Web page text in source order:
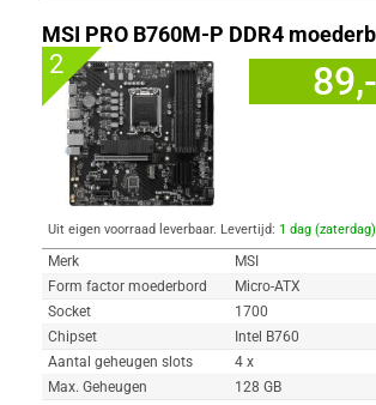
MSI PRO B760M-P DDR4
2 89,-
Uit eigen voorraad leverbaar. Levertijd: 1 dag (zaterdag)
Merk
MSI
Form factor moederbord
Micro-ATX
Socket
1700
Chipset
Intel B760
Aantal geheugen slots
4 x
Max. Geheugen
128 GB